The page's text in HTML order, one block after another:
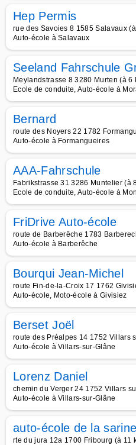
Hep Permis
rue des Savoies 8 1585 Salavaux
Auto-école à Salavaux
Seeland Fahrschule
Meylandstrasse 8 3280 Murten (à 6
Ecole de conduite, Auto-école à
Bernard
route des Noyers 22 1782
Auto-école à Formangueires
AAA-Fahrschule
Fabrikstrasse 31 3286 Muntelier (à
Ecole de conduite, Auto-école à
FriDrive Auto-école
route de Barberêche 1783
Auto-école à Barberêche
Bourqui Jean-Michel
route Fin-de-la-Croix 17 1762
Auto-école, Moto-école à Givisiez
Berset Joël
route des Préalpes 14 1752 Villars
Auto-école à Villars-sur-Glâne
Lorenz Daniel
chemin du Verger 24 1752 Villars
Auto-école à Villars-sur-Glâne
auto-école de la sarine
rte du jura 12a 1700 Fribourg (à 11